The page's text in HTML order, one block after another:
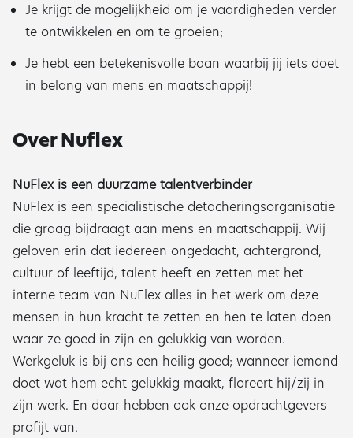
Je krijgt de mogelijkheid om je vaardigheden verder
te ontwikkelen en om te groeien;
Je hebt een betekenisvolle baan waarbij jij iets doet
in belang van mens en maatschappij!
Over Nuflex
NuFlex is een duurzame talentverbinder
NuFlex is een specialistische detacheringsorganisatie
die graag bijdraagt aan mens en maatschappij. Wij
geloven erin dat iedereen ongedacht, achtergrond,
cultuur of leeftijd, talent heeft en zetten met het
interne team van NuFlex alles in het werk om deze
mensen in hun kracht te zetten en hen te laten doen
waar ze goed in zijn en gelukkig van worden.
Werkgeluk is bij ons een heilig goed; wanneer iemand
doet wat hem echt gelukkig maakt, floreert hij/zij in
zijn werk. En daar hebben ook onze opdrachtgevers
profijt van.